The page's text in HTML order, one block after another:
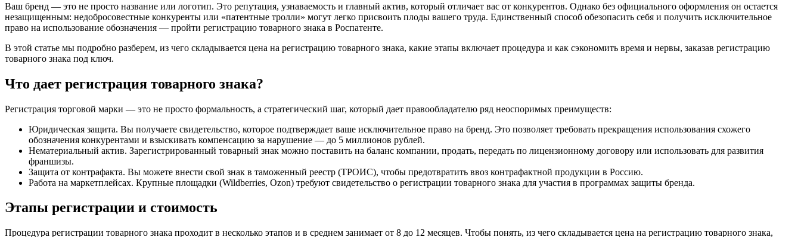
Ваш бренд — это не просто название или логотип. Это репутация, узнаваемость и главный актив, который отличает вас от конкурентов. Однако без официального оформления он остается
незащищенным: недобросовестные конкуренты или «патентные тролли» могут легко присвоить плоды вашего труда. Единственный способ обезопасить себя и получить исключительное
право на использование обозначения — пройти регистрацию товарного знака в Роспатенте.
В этой статье мы подробно разберем, из чего складывается цена на регистрацию товарного знака, какие этапы включает процедура и как сэкономить время и нервы, заказав регистрацию
товарного знака под ключ.
Что дает регистрация товарного знака?
Регистрация торговой марки — это не просто формальность, а стратегический шаг, который дает правообладателю ряд неоспоримых преимуществ:
Юридическая защита. Вы получаете свидетельство, которое подтверждает ваше исключительное право на бренд. Это позволяет требовать прекращения использования схожего
обозначения конкурентами и взыскивать компенсацию за нарушение — до 5 миллионов рублей.
Нематериальный актив. Зарегистрированный товарный знак можно поставить на баланс компании, продать, передать по лицензионному договору или использовать для развития
франшизы.
Защита от контрафакта. Вы можете внести свой знак в таможенный реестр (ТРОИС), чтобы предотвратить ввоз контрафактной продукции в Россию.
Работа на маркетплейсах. Крупные площадки (Wildberries, Ozon) требуют свидетельство о регистрации товарного знака для участия в программах защиты бренда.
Этапы регистрации и стоимость
Процедура регистрации товарного знака проходит в несколько этапов и в среднем занимает от 8 до 12 месяцев. Чтобы понять, из чего складывается цена на регистрацию товарного знака,